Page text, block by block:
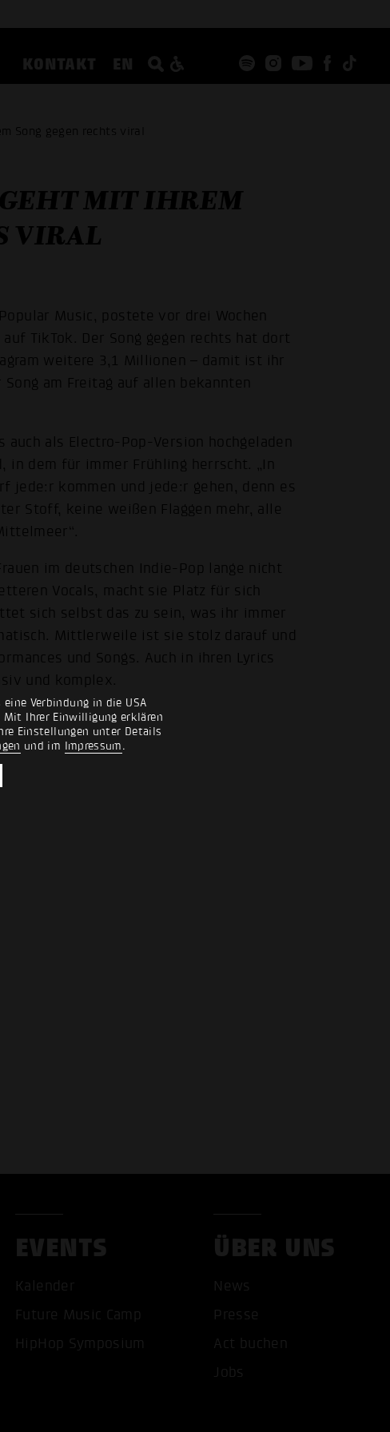
Verbindung in die USA
Ihrer Einwilligung erklären
Einstellungen unter Details
und im Impressum.
COOKIES AKZEPTIEREN
KONTAKT EN
Song gegen rechts viral
MIT IHREM
VIRAL
Music, postete vor drei Wochen
TikTok. Der Song gegen rechts hat dort
weitere 3,1 Millionen – damit ist ihr
am Freitag auf allen bekannten
als Electro-Pop-Version hochgeladen
in dem für immer Frühling herrscht. „In
jede:r kommen und jede:r gehen, denn es
Stoff, keine weißen Flaggen mehr, alle
im deutschen Indie-Pop lange nicht
Vocals, macht sie Platz für sich
sich selbst das zu sein, was ihr immer
Mittlerweile ist sie stolz darauf und
und Songs. Auch in ihren Lyrics
und komplex.
EVENTS
Kalender
Future Music Camp
HipHop Symposium
ÜBER UNS
News
Presse
Act buchen
Jobs